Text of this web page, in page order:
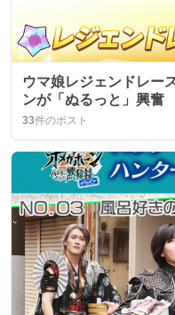
ウマ娘レジェンドレー
ンが「ぬるっと」興奮
33件のポスト